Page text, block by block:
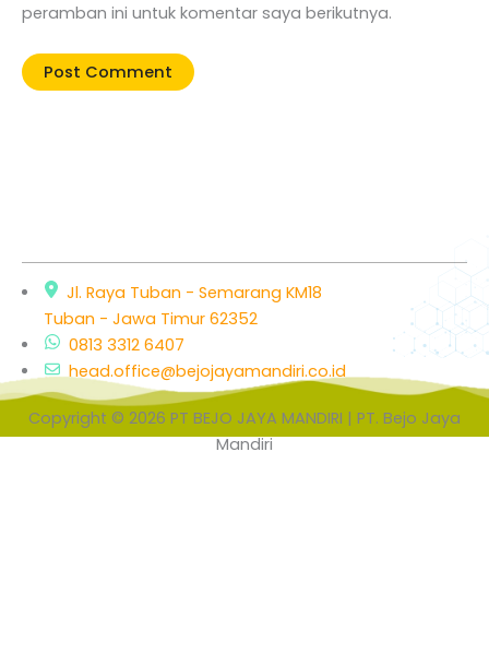
peramban ini untuk komentar saya berikutnya.
Jl. Raya Tuban - Semarang KM18
Tuban - Jawa Timur 62352
0813 3312 6407
head.office@bejojayamandiri.co.id
Copyright © 2026 PT BEJO JAYA MANDIRI | PT. Bejo Jaya
Mandiri